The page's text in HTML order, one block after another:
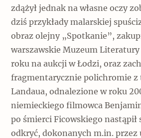
zdążył jednak na własne oczy
dziś przykłady malarskiej
obraz olejny „Spotkanie”,
warszawskie Muzeum Literatury
roku na aukcji w Łodzi, oraz
fragmentarycznie polichromie z
Landaua, odnalezione w roku
niemieckiego filmowca
po śmierci Ficowskiego nastąpił
odkryć, dokonanych m.in. przez